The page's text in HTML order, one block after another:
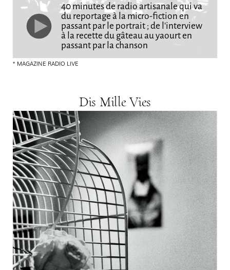
40 minutes de radio artisanale qui va
du reportage à la micro-fiction en
passant par le portrait ; de l’interview
à la recette du gâteau au yaourt en
passant par la chanson
MAGAZINE RADIO LIVE
Dis Mille Vies